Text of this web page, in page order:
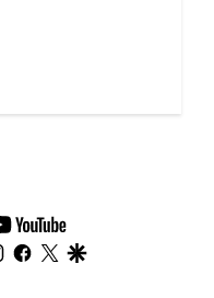
youtube-
footer
instagram
facebook
twitter